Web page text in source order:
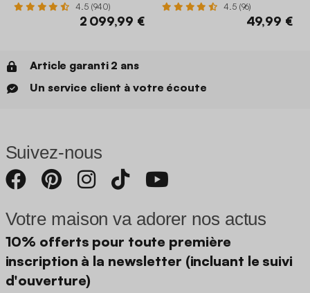
4.5 (940)
2 099,99 €
4.5 (96)
49,99 €
Article garanti 2 ans
Un service client à votre écoute
Suivez-nous
Votre maison va adorer nos actus
10% offerts pour toute première
inscription à la newsletter (incluant le suivi
d'ouverture)